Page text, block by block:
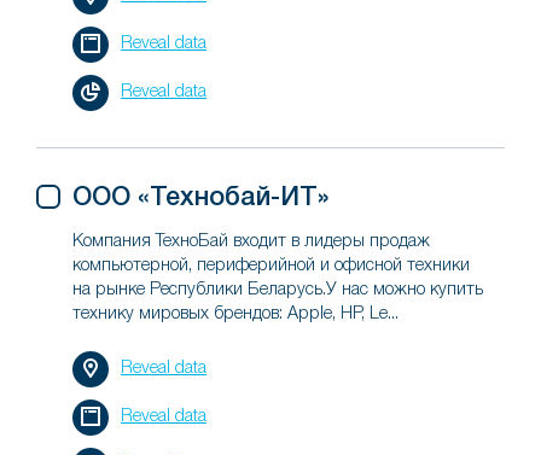
Reveal data
Reveal data
ООО «Технобай-ИТ»
Компания ТехноБай входит в лидеры продаж
компьютерной, периферийной и офисной техники
на рынке Республики Беларусь.У нас можно купить
технику мировых брендов: Apple, HP, Le...
Reveal data
Reveal data